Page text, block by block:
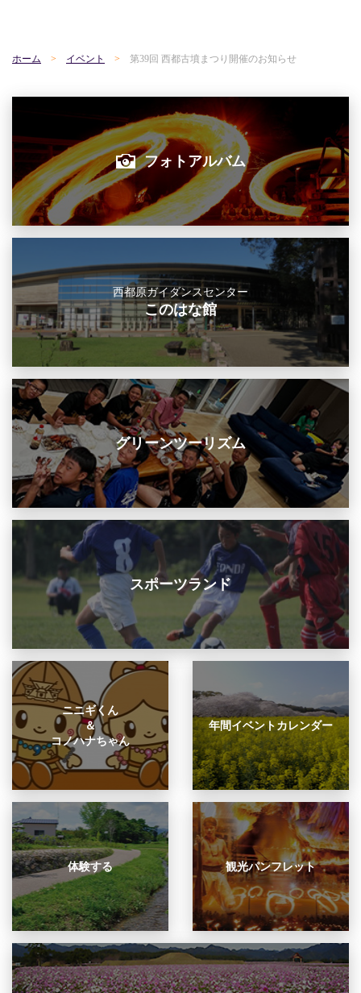
ホーム イベント 第39回 西都古墳まつり開催のお知らせ
フォトアルバム
西都原ガイダンスセンター
このはな館
グリーンツーリズム
スポーツランド
ニニギくん
＆
コノハナちゃん
年間イベントカレンダー
体験する 観光パンフレット